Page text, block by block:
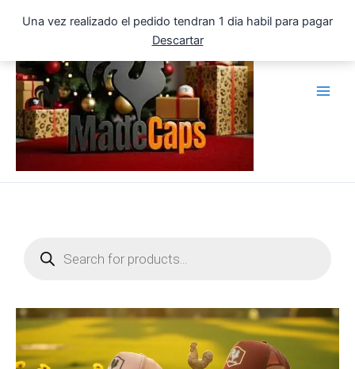
Una vez realizado el pedido tendran 1 dia habil para pagar
Descartar
search